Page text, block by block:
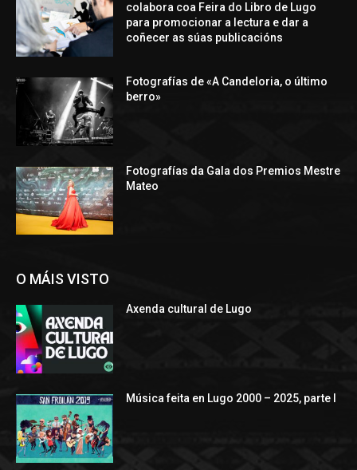
colabora coa Feira do Libro de Lugo
para promocionar a lectura e dar a
coñecer as súas publicacións
Fotografías de «A Candeloria, o último
berro»
Fotografías da Gala dos Premios Mestre
Mateo
O MÁIS VISTO
Axenda cultural de Lugo
Música feita en Lugo 2000 – 2025, parte I